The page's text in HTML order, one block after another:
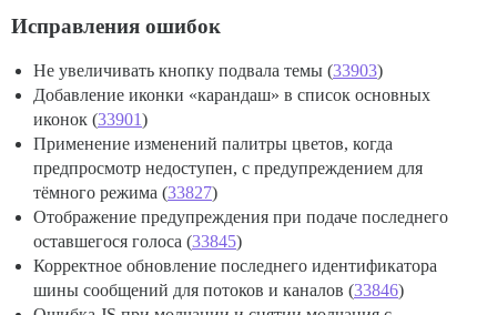
Исправления ошибок
Не увеличивать кнопку подвала темы (33903)
Добавление иконки «карандаш» в список основных
иконок (33901)
Применение изменений палитры цветов, когда
предпросмотр недоступен, с предупреждением для
тёмного режима (33827)
Отображение предупреждения при подаче последнего
оставшегося голоса (33845)
Корректное обновление последнего идентификатора
шины сообщений для потоков и каналов (33846)